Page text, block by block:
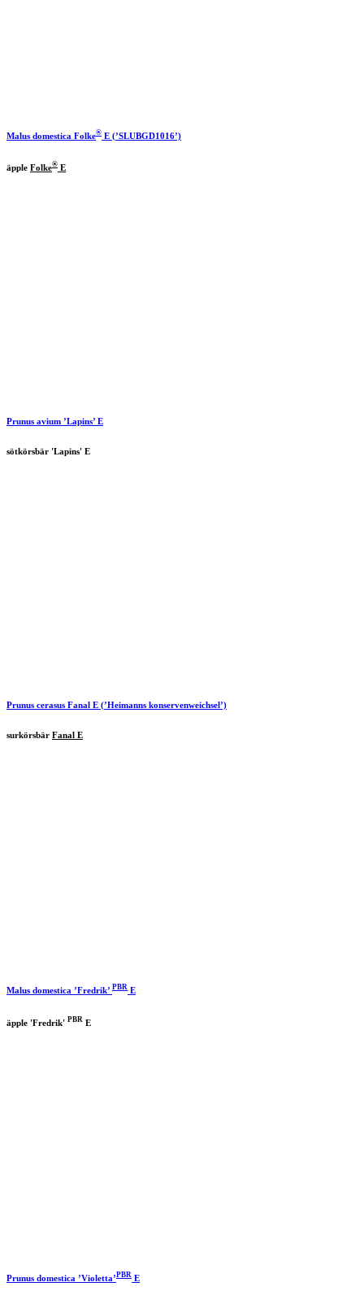
Malus domestica Folke® E (’SLUBGD1016’)
äpple Folke® E
Prunus avium ’Lapins’ E
sötkörsbär 'Lapins' E
Prunus cerasus Fanal E (’Heimanns konservenweichsel’)
surkörsbär Fanal E
Malus domestica ’Fredrik’ PBR E
äpple 'Fredrik' PBR E
Prunus domestica ’Violetta’PBR E